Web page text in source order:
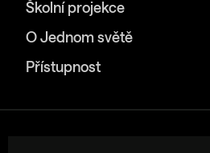
Školní projekce
O Jednom světě
Přístupnost